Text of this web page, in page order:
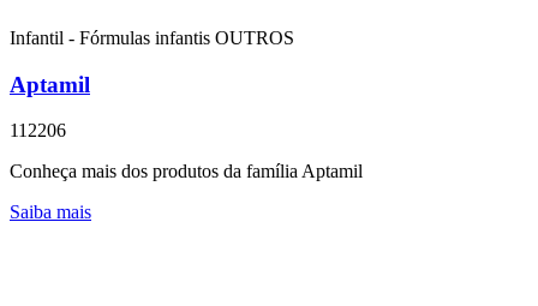
Infantil - Fórmulas infantis OUTROS
Aptamil
112206
Conheça mais dos produtos da família Aptamil
Saiba mais